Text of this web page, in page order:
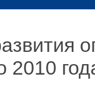
2010